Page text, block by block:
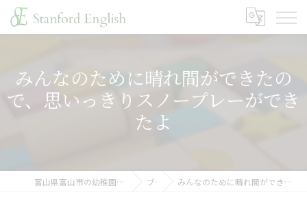
みんなのために晴れ間ができたの
で、思いっきりスノープレーができ
たよ
富山県富山市の幼稚園ならスタンフォードイングリッシュ ブログ みんなのために晴れ間ができたので、思いっきりスノープレーができたよ